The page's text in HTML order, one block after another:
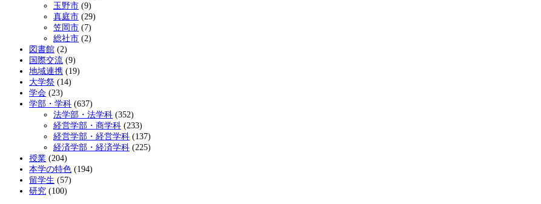
玉野市 (9)
真庭市 (29)
笠岡市 (7)
総社市 (2)
図書館 (2)
国際交流 (9)
地域連携 (19)
大学祭 (14)
学会 (23)
学部・学科 (637)
法学部・法学科 (352)
経営学部・商学科 (233)
経営学部・経営学科 (137)
経済学部・経済学科 (225)
授業 (204)
本学の特色 (194)
留学生 (57)
研究 (100)